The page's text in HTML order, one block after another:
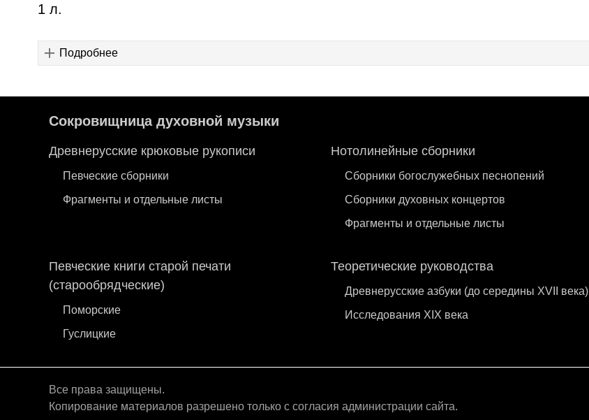
1 л.
Подробнее
Сокровищница духовной музыки
Древнерусские крюковые рукописи
Певческие сборники
Фрагменты и отдельные листы
Нотолинейные сборники
Сборники богослужебных песнопений
Сборники духовных концертов
Фрагменты и отдельные листы
Певческие книги старой печати
(старообрядческие)
Поморские
Гуслицкие
Теоретические руководства
Древнерусские азбуки (до середины XVII века)
Исследования XIX века
Все права защищены.
Копирование материалов разрешено только с согласия администрации сайта.